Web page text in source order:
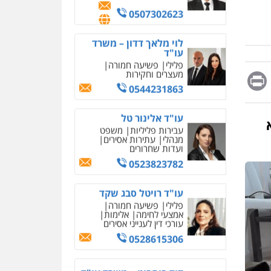
Message
Print
עו"ד
פלילי
מעצרים וחקירות
0544231863
עבירות פליליות משפט
מנהלי עתירות אסירים
ועדות שחרורים
0523823782
פלילי פשיעה חמורה
אמצעי לחימה אלימות
עורכי דין לענייני אסירים
0528615306
מחיקת כתבות מגוגל
ודחיקת אזכורים שליליים
שירותים מקצועיים לעורכי
0522508109
אחסון אתרים
מהירות הגנה גיבוי
מרכז התחלה חדשה
אסירים עבירות מין
שירותים מקצועיים לעורכי
0544500346
מאיה בלום, עו"ס,
טיפול ושיקום
טיפול בהתמכרויות
תושב סכנין חשוד ששלח הודעות